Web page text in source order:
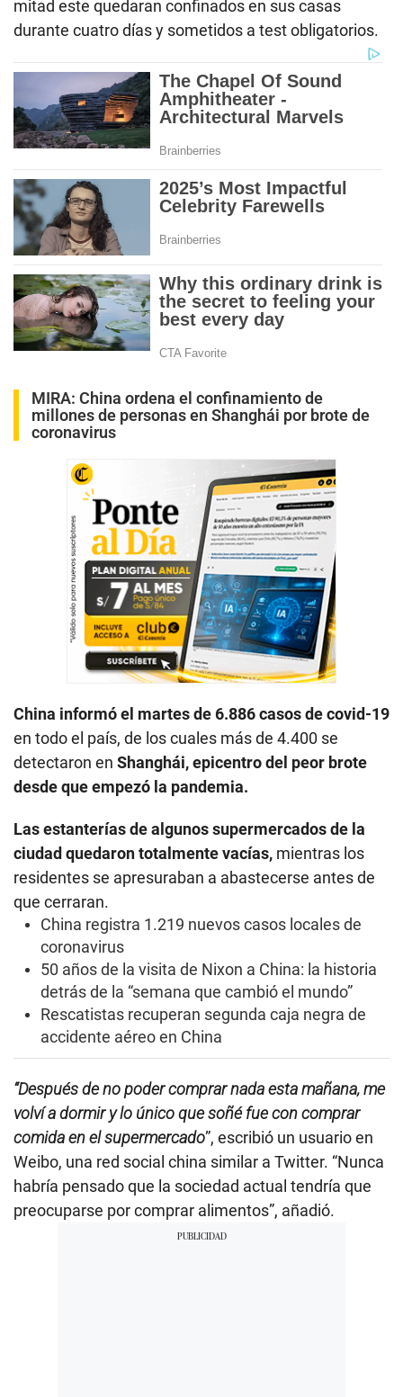
mitad este quedaran confinados en sus casas
durante cuatro días y sometidos a test obligatorios.
MIRA: China ordena el confinamiento de
millones de personas en Shanghái por brote de
coronavirus
China informó el martes de 6.886 casos decovid-19
en todo el país, de los cuales más de 4.400 se
detectaron en Shanghái, epicentro del peor brote
desde que empezó la pandemia.
Las estanterías de algunos supermercados de la
ciudad quedaron totalmente vacías, mientras los
residentes se apresuraban a abastecerse antes de
que cerraran.
China registra 1.219 nuevos casos locales de
coronavirus
50 años de la visita de Nixon a China: la historia
detrás de la “semana que cambió el mundo”
Rescatistas recuperan segunda caja negra de
accidente aéreo en China
“Después de no poder comprar nada esta mañana, me
volví a dormir y lo único que soñé fue con comprar
comida en el supermercado”, escribió un usuario en
Weibo, una red social china similar a Twitter. “Nunca
habría pensado que la sociedad actual tendría que
preocuparse por comprar alimentos”, añadió.